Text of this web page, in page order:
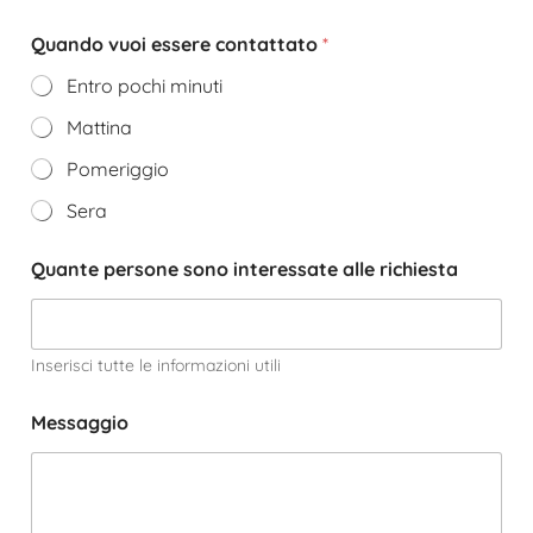
Quando vuoi essere contattato *
Entro pochi minuti
Mattina
Pomeriggio
Sera
Quante persone sono interessate alle richiesta
Inserisci tutte le informazioni utili
Messaggio